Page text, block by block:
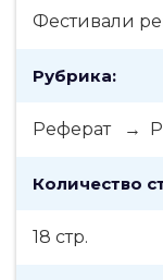
Фестивали
Рубрика:
Реферат →
Количество
18 стр.